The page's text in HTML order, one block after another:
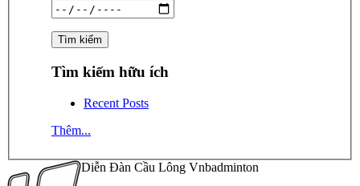
Tìm kiếm hữu ích
Recent Posts
Thêm...
Diễn Đàn Cầu Lông Vnbadminton